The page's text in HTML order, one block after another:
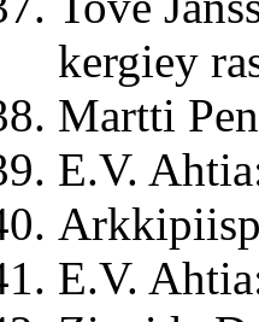
kergiey
Martti
E.V.
E.V.